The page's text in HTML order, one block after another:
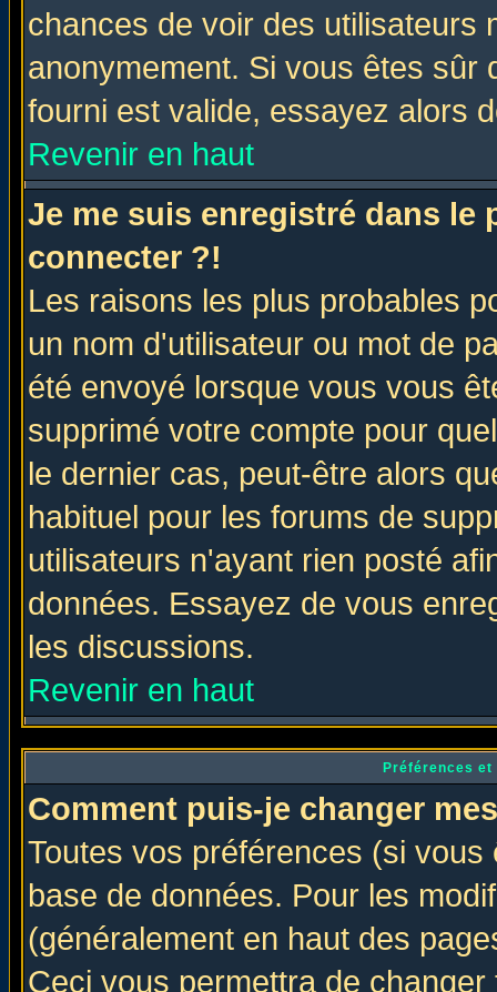
chances de voir des utilisateurs
anonymement. Si vous êtes sûr
fourni est valide, essayez alors
Revenir en haut
Je me suis enregistré dans le
connecter ?!
Les raisons les plus probables
un nom d'utilisateur ou mot de
été envoyé lorsque vous vous
supprimé votre compte pour
le dernier cas, peut-être alors
habituel pour les forums de
utilisateurs n'ayant rien posté
données. Essayez de vous
les discussions.
Revenir en haut
Préférences
Comment puis-je changer
Toutes vos préférences (si
base de données. Pour les
(généralement en haut des
Ceci vous permettra de